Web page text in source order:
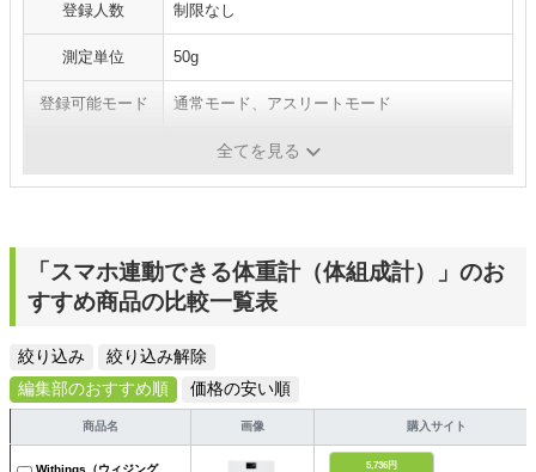
登録人数 制限なし
測定単位 50g
登録可能モード 通常モード、アスリートモード
Bluetooth通信
全てを見る
「スマホ連動できる体重計（体組成計）」のお
すすめ商品の比較一覧表
絞り込み
絞り込み解除
編集部のおすすめ順
価格の安い順
商品名 画像 購入サイト
Withings（ウィジング 5,736円